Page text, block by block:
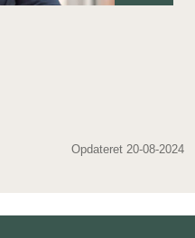
Opdateret 20-08-2024